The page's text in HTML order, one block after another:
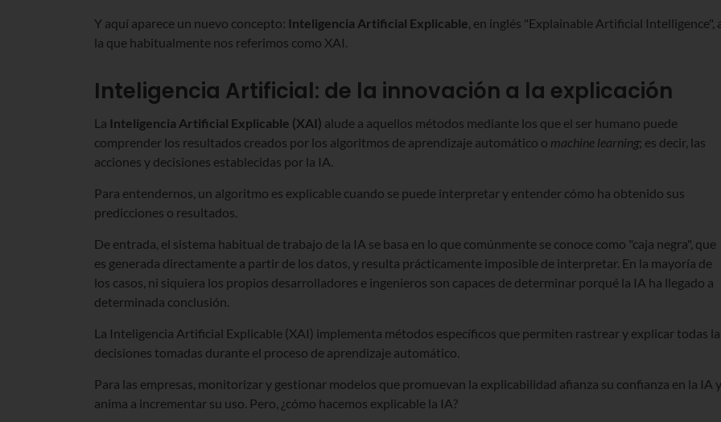
Y aquí aparece un nuevo concepto: Inteligencia Artificial Explicable, en inglés "Explainable Artificial Intelligence",
la que habitualmente nos referimos como XAI.
Inteligencia Artificial: de la innovación a la explicación
La Inteligencia Artificial Explicable (XAI) alude a aquellos métodos mediante los que el ser humano puede
comprender los resultados creados por los algoritmos de aprendizaje automático o machine learning; es decir, las
acciones y decisiones establecidas por la IA.
Para entendernos, un algoritmo es explicable cuando se puede interpretar y entender cómo ha obtenido sus
predicciones o resultados.
De entrada, el sistema habitual de trabajo de la IA se basa en lo que comúnmente se conoce como "caja negra", que
es generada directamente a partir de los datos, y resulta prácticamente imposible de interpretar. En la mayoría de
los casos, ni siquiera los propios desarrolladores e ingenieros son capaces de determinar porqué la IA ha llegado a
determinada conclusión.
La Inteligencia Artificial Explicable (XAI) implementa métodos específicos que permiten rastrear y explicar todas
decisiones tomadas durante el proceso de aprendizaje automático.
Para las empresas, monitorizar y gestionar modelos que promuevan la explicabilidad afianza su confianza en la IA y
anima a incrementar su uso. Pero, ¿cómo hacemos explicable la IA?